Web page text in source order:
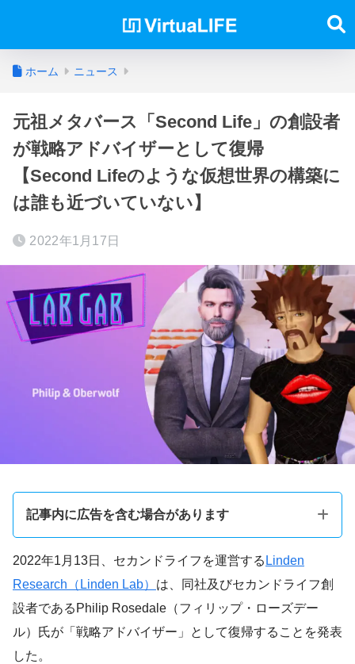
ホーム ニュース
元祖メタバース「Second Life」の創設者
が戦略アドバイザーとして復帰
【Second Lifeのような仮想世界の構築に
は誰も近づいていない】
2022年1月17日
記事内に広告を含む場合があります
2022年1月13日、セカンドライフを運営する Linden
Research（Linden Lab） は、同社及びセカンドライフ創
設者であるPhilip Rosedale（フィリップ・ローズデー
ル）氏が「戦略アドバイザー」として復帰することを発表
した。